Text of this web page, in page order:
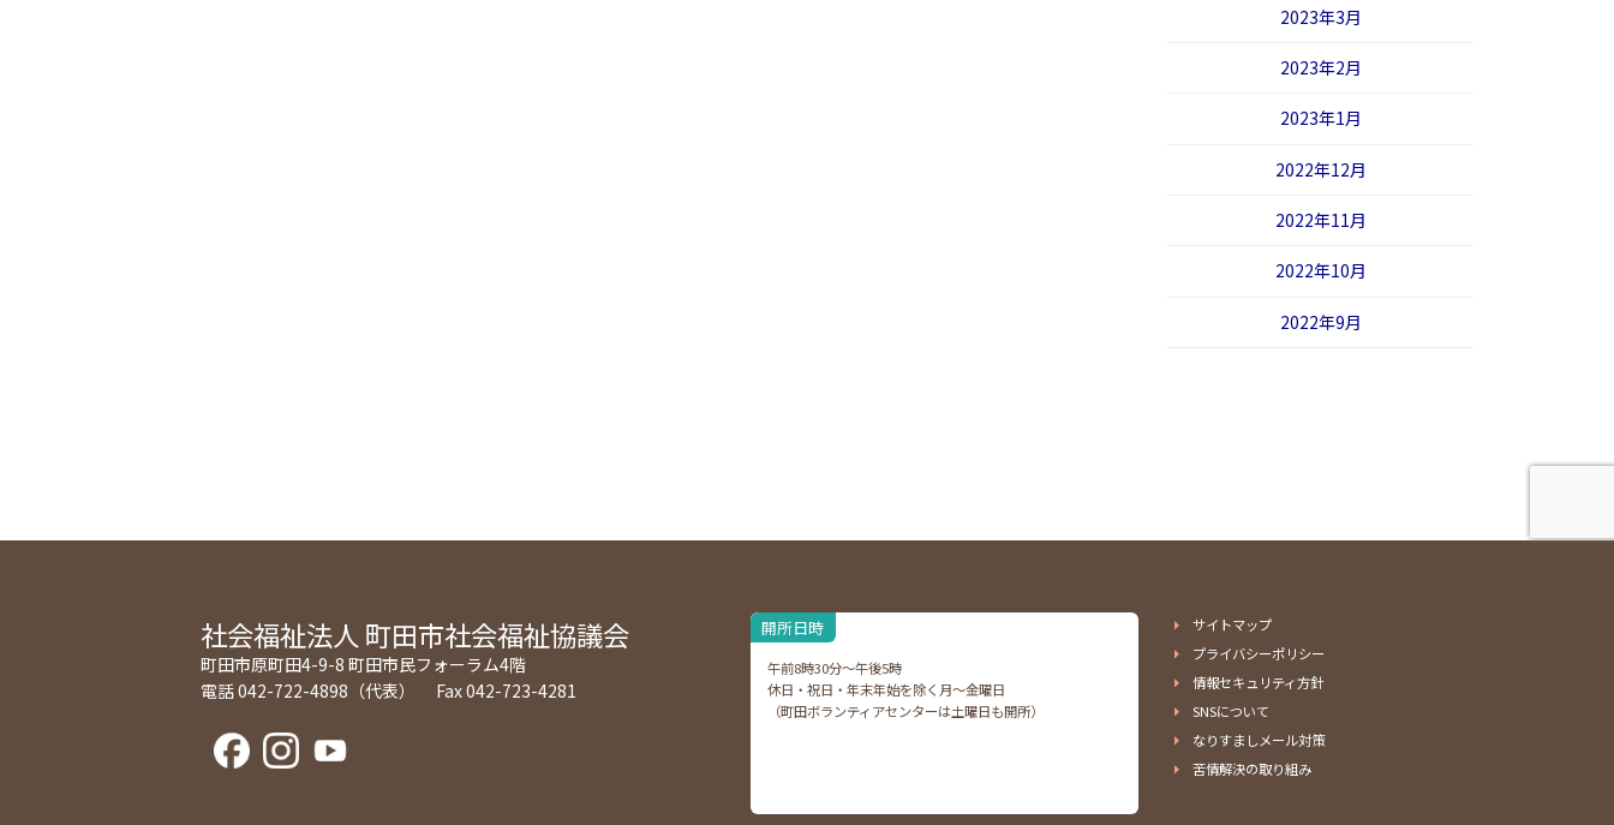
2023年3月
2023年2月
2023年1月
2022年12月
2022年11月
2022年10月
2022年9月
社会福祉法人 町田市社会福祉協議会
町田市原町田4-9-8 町田市民フォーラム4階
電話 042-722-4898（代表） Fax 042-723-4281
開所日時
午前8時30分～午後5時
休日・祝日・年末年始を除く月～金曜日
（町田ボランティアセンターは土曜日も開所）
サイトマップ
プライバシーポリシー
情報セキュリティ方針
SNSについて
なりすましメール対策
苦情解決の取り組み